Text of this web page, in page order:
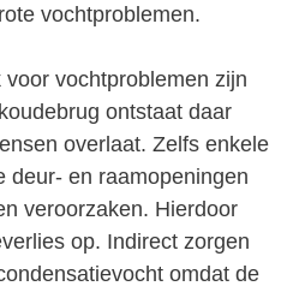
vochtproblemen.
vochtproblemen zijn
ontstaat daar
overlaat. Zelfs enkele
deur- en raamopeningen
veroorzaken. Hierdoor
op. Indirect zorgen
omdat de